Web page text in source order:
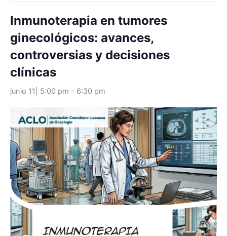
Inmunoterapia en tumores
ginecológicos: avances,
controversias y decisiones
clínicas
junio 11| 5:00 pm - 6:30 pm